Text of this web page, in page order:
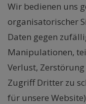
Wir bedienen uns
organisatorischer
Daten gegen
Manipulationen,
Verlust,
Zugriff Dritter zu
für unsere